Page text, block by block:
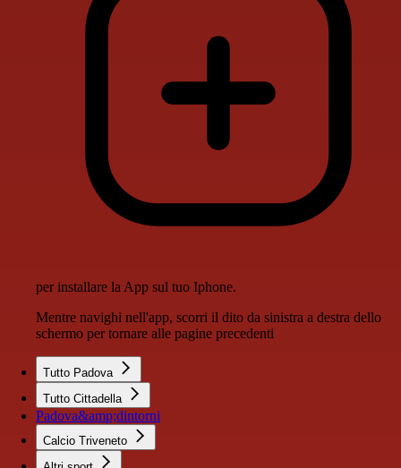
per installare la App sul tuo Iphone.
Mentre navighi nell'app, scorri il dito da sinistra a destra dello
schermo per tornare alle pagine precedenti
Tutto Padova
Tutto Cittadella
Padova&amp;dintorni
Calcio Triveneto